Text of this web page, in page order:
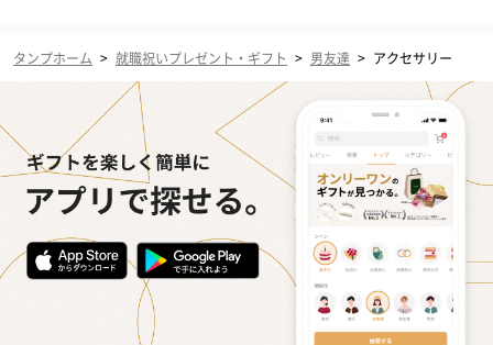
タンプホーム > 就職祝いプレゼント・ギフト > 男友達 > アクセサリー